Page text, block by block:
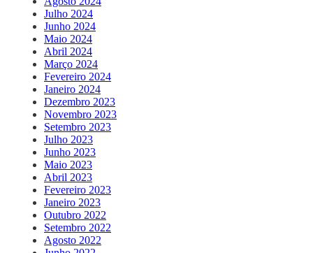
Julho 2024
Junho 2024
Maio 2024
Abril 2024
Março 2024
Fevereiro 2024
Janeiro 2024
Dezembro 2023
Novembro 2023
Setembro 2023
Julho 2023
Junho 2023
Maio 2023
Abril 2023
Fevereiro 2023
Janeiro 2023
Outubro 2022
Setembro 2022
Agosto 2022